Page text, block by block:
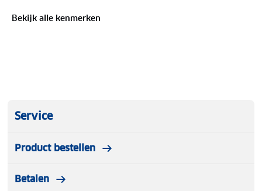
Bekijk alle kenmerken
Service
Product bestellen
Betalen